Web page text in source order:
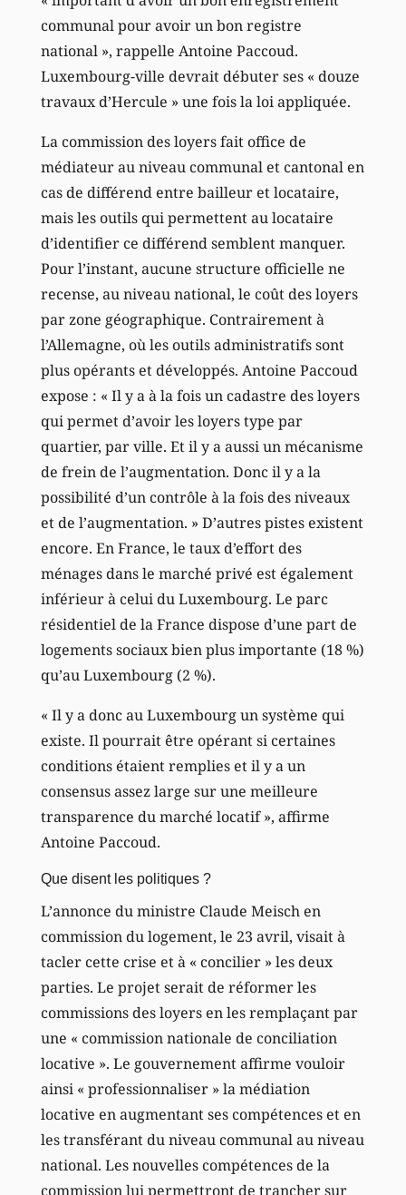
communal pour avoir un bon registre
national », rappelle Antoine Paccoud.
Luxembourg-ville devrait débuter ses « douze
travaux d’Hercule » une fois la loi appliquée.
La commission des loyers fait office de
médiateur au niveau communal et cantonal en
cas de différend entre bailleur et locataire,
mais les outils qui permettent au locataire
d’identifier ce différend semblent manquer.
Pour l’instant, aucune structure officielle ne
recense, au niveau national, le coût des loyers
par zone géographique. Contrairement à
l’Allemagne, où les outils administratifs sont
plus opérants et développés. Antoine Paccoud
expose : « Il y a à la fois un cadastre des loyers
qui permet d’avoir les loyers type par
quartier, par ville. Et il y a aussi un mécanisme
de frein de l’augmentation. Donc il y a la
possibilité d’un contrôle à la fois des niveaux
et de l’augmentation. » D’autres pistes existent
encore. En France, le taux d’effort des
ménages dans le marché privé est également
inférieur à celui du Luxembourg. Le parc
résidentiel de la France dispose d’une part de
logements sociaux bien plus importante (18 %)
qu’au Luxembourg (2 %).
« Il y a donc au Luxembourg un système qui
existe. Il pourrait être opérant si certaines
conditions étaient remplies et il y a un
consensus assez large sur une meilleure
transparence du marché locatif », affirme
Antoine Paccoud.
Que disent les politiques ?
L’annonce du ministre Claude Meisch en
commission du logement, le 23 avril, visait à
tacler cette crise et à « concilier » les deux
parties. Le projet serait de réformer les
commissions des loyers en les remplaçant par
une « commission nationale de conciliation
locative ». Le gouvernement affirme vouloir
ainsi « professionnaliser » la médiation
locative en augmentant ses compétences et en
les transférant du niveau communal au niveau
national. Les nouvelles compétences de la
commission lui permettront de trancher sur